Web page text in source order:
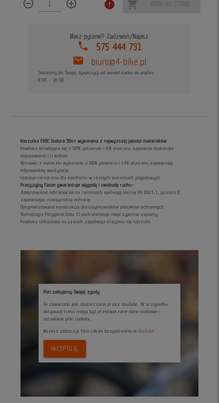
remove_circle_outline add_circle_outline error shopping_cart BRAK NA STANIE
Masz pytanie? Zadzwoń/Napisz
phone 575 444 731
mail biuro@4-bike.pl
Jesteśmy do Twojej dyspozycji od poniedziałku do piątku
8:00 - 16:00
Koszulka EVOC Enduro Shirt wykonana z najwyższej jakości materiałów
Powłoka składająca się z 92% poliamidu i 8% elastanu zapewnia doskonałe
dopasowanie i trwałość.
Wstawki z siateczki wykonane z 86% poliestru i 14% elastanu zapewniają
odpowiednią wentylację.
Izolacja termiczna dla komfortu w różnych warunkach pogodowych.
Precyzyjny fason gwarantuje wygodę i swobodę ruchu <.
Zdejmowalneochraniacze na ramionach spełniają normę EN 1621-1, poziom 2,
zapewniając maksymalną ochronę.
Optymalizowana konstrukcja dla użytkowników plecaków ochronnych.
Technologia Polygiene Odor Crunch eliminuje nieprzyjemne zapachy.
Powłoka silikonowa na szwach zapobiega ślizganiu się koszulki.
Potrzebujemy Twojej zgody
Ta zawartość jest dostarczana przez YouTube. W przypadku
aktywacji treści mogą być przetwarzane dane osobowe i
ustawiane pliki cookies.
Możesz zobaczyc film także bezpośrednio w YouTube
AKCEPTUJĘ